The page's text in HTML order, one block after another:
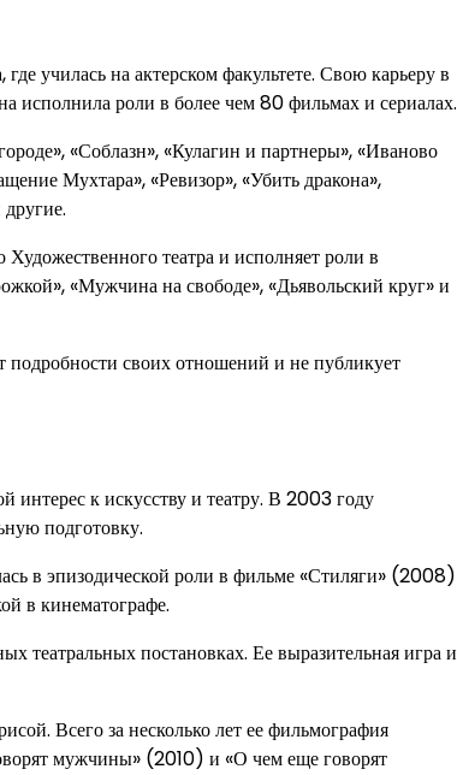
училась на актерском факультете. Свою карьеру в
исполнила роли в более чем 80 фильмах и сериалах.
«Соблазн», «Кулагин и партнеры», «Иваново
Мухтара», «Ревизор», «Убить дракона»,
театра и исполняет роли в
«Мужчина на свободе», «Дьявольский круг» и
подробности своих отношений и не публикует
интерес к искусству и театру. В 2003 году
подготовку.
в эпизодической роли в фильме «Стиляги» (2008)
в кинематографе.
театральных постановках. Ее выразительная игра и
Всего за несколько лет ее фильмография
мужчины» (2010) и «О чем еще говорят